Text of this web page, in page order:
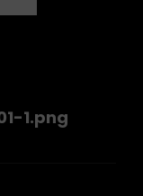
1.png